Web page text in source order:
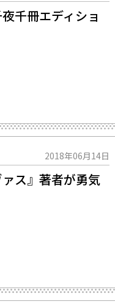
千冊エディショ
2018年06月14日
ス』著者が勇気